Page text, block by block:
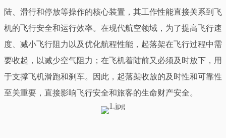
陆、滑行和停放等操作的核心装置，其工作性能直接关系到飞
机的飞行安全和运行效率。在现代航空领域，为了提高飞行速
度、减小飞行阻力以及优化航程性能，起落架在飞行过程中需
要收起，以减少空气阻力；在飞机着陆前又必须及时放下，用
于支撑飞机滑跑和刹车。因此，起落架收放的及时性和可靠性
至关重要，直接影响飞行安全和旅客的生命财产安全。